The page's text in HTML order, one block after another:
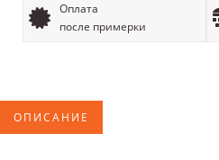
Оплата
после примерки
ОПИСАНИЕ